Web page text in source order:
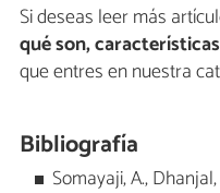
Si deseas leer más
qué son,
que entres en nuestra
Bibliografía
Somayaji, A.,